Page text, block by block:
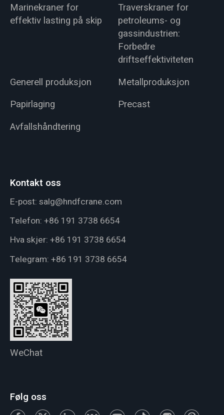
Marinekraner for
effektiv lasting på skip
Traverskraner for
petroleums- og
gassindustrien:
Forbedre
driftseffektiviteten
Generell produksjon
Metallproduksjon
Papirlaging
Precast
Avfallshåndtering
Kontakt oss
E-post: salg@hndfcrane.com
Telefon: +86 191 3738 6654
Hva skjer: +86 191 3738 6654
Telegram: +86 191 3738 6654
WeChat
Følg oss